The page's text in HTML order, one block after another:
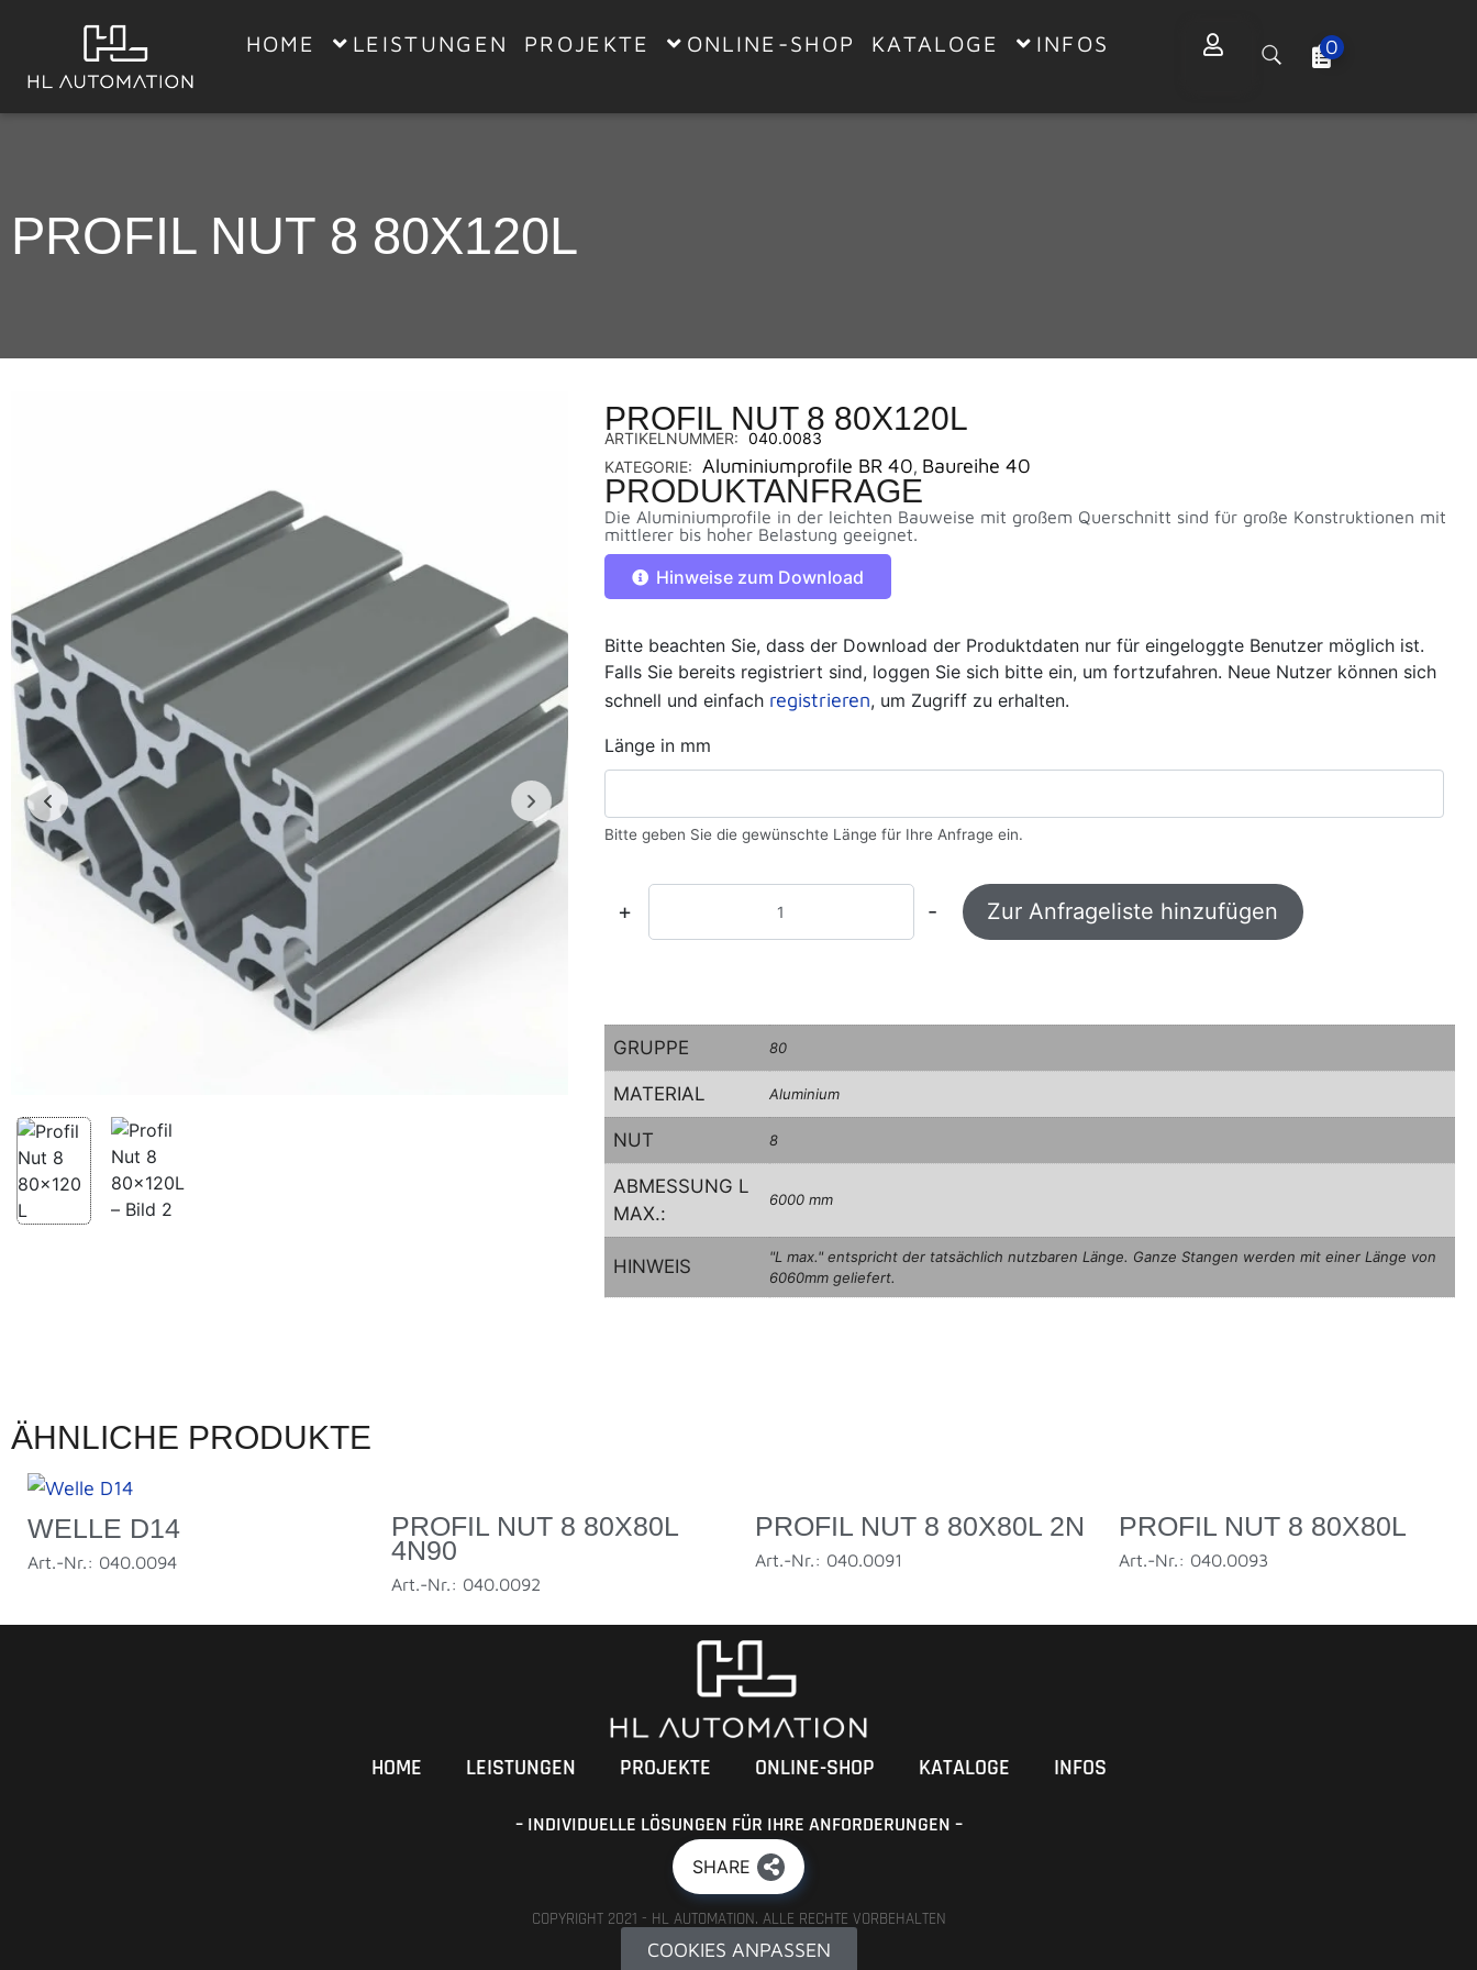
HOME LEISTUNGEN PROJEKTE ONLINE-SHOP KATALOGE INFOS 0
PROFIL NUT 8 80X120L
PROFIL NUT 8 80X120L
ARTIKELNUMMER: 040.0083
KATEGORIE:
Aluminiumprofile BR 40, Baureihe 40
PRODUKTANFRAGE
Die Aluminiumprofile in der leichten Bauweise mit großem Querschnitt sind für große Konstruktionen mit
mittlerer bis hoher Belastung geeignet.
Hinweise zum Download
Bitte beachten Sie, dass der Download der Produktdaten nur für eingeloggte Benutzer möglich ist.
Falls Sie bereits registriert sind, loggen Sie sich bitte ein, um fortzufahren. Neue Nutzer können sich
schnell und einfach registrieren, um Zugriff zu erhalten.
Länge in mm
Bitte geben Sie die gewünschte Länge für Ihre Anfrage ein.
+ - Zur Anfrageliste hinzufügen
GRUPPE 80
MATERIAL Aluminium
NUT 8
ABMESSUNG L
MAX.:
6000 mm
HINWEIS
"L max." entspricht der tatsächlich nutzbaren Länge. Ganze Stangen werden mit einer Länge von
6060mm geliefert.
ÄHNLICHE PRODUKTE
WELLE D14
Art.-Nr.: 040.0094
PROFIL NUT 8 80X80L
4N90
Art.-Nr.: 040.0092
PROFIL NUT 8 80X80L 2N
Art.-Nr.: 040.0091
PROFIL NUT 8 80X80L
Art.-Nr.: 040.0093
HOME LEISTUNGEN PROJEKTE ONLINE-SHOP KATALOGE INFOS
– INDIVIDUELLE LÖSUNGEN FÜR IHRE ANFORDERUNGEN –
SHARE
COPYRIGHT 2021 - HL AUTOMATION. ALLE RECHTE VORBEHALTEN
COOKIES ANPASSEN